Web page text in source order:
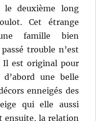
le deuxième long
Cet étrange
famille bien
trouble n’est
Il est original pour
une belle
enneigés des
qui elle aussi
ensuite, la relation